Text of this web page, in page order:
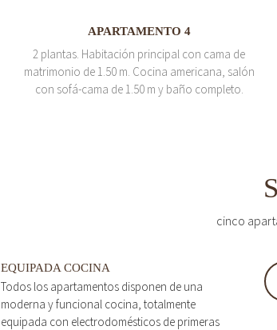
APARTAMENTO 4
2 plantas. Habitación principal con cama de
matrimonio de 1.50 m. Cocina americana, salón
con sofá-cama de 1.50 m y baño completo.
cinco
EQUIPADA COCINA
Todos los apartamentos disponen de una
moderna y funcional cocina, totalmente
equipada con electrodomésticos de primeras